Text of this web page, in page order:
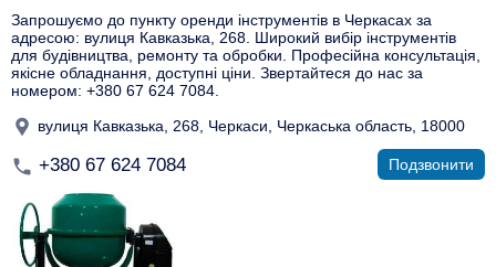
Запрошуємо до пункту оренди інструментів в Черкасах за
адресою: вулиця Кавказька, 268. Широкий вибір інструментів
для будівництва, ремонту та обробки. Професійна консультація,
якісне обладнання, доступні ціни. Звертайтеся до нас за
номером: +380 67 624 7084.
вулиця Кавказька, 268, Черкаси, Черкаська область, 18000
+380 67 624 7084 Подзвонити